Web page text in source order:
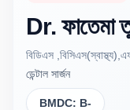
Dr. ফাতেমা
বিডিএস
ডেন্টাল সার্জন
BMDC: B-